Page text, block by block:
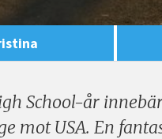
School-år
mot USA. En